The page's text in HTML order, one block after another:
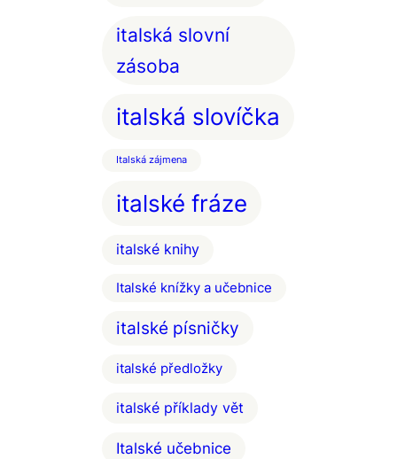
italská slovní
zásoba
italská slovíčka
Italská zájmena
italské fráze
italské knihy
Italské knížky a učebnice
italské písničky
italské předložky
italské příklady vět
Italské učebnice